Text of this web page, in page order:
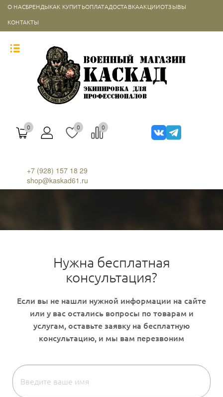
О НАСБРЕНДЫКАК КУПИТЬОПЛАТАДОСТАВКААКЦИИОТЗЫВЫ
КОНТАКТЫ
0 0 0
+7 (928) 157 18 29
shop@kaskad61.ru
Нужна бесплатная
консультация?